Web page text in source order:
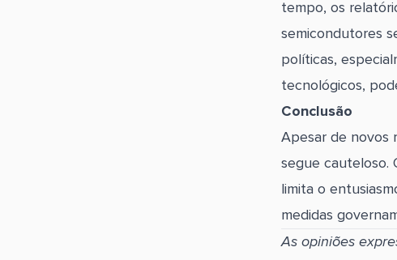
tempo, os
semicondutores
políticas,
tecnológicos,
Conclusão
Apesar de novos
segue cauteloso.
limita o
medidas
As opiniões